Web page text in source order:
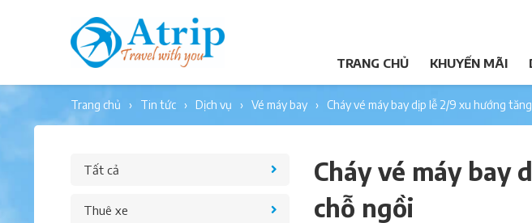
TRANG CHỦ KHUYẾN MÃI
trang chủ tin tức dịch vụ vé máy bay cháy vé máy bay dịp lễ 2/9 xu hướng
Tất cả
Thuê xe
Cháy vé máy bay
chỗ ngồi